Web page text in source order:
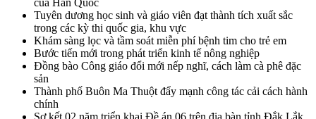
của Hàn Quốc
Tuyên dương học sinh và giáo viên đạt thành tích xuất sắc
trong các kỳ thi quốc gia, khu vực
Khám sàng lọc và tầm soát miễn phí bệnh tim cho trẻ em
Bước tiến mới trong phát triển kinh tế nông nghiệp
Đồng bào Công giáo đổi mới nếp nghĩ, cách làm cà phê đặc
sản
Thành phố Buôn Ma Thuột đẩy mạnh công tác cải cách hành
chính